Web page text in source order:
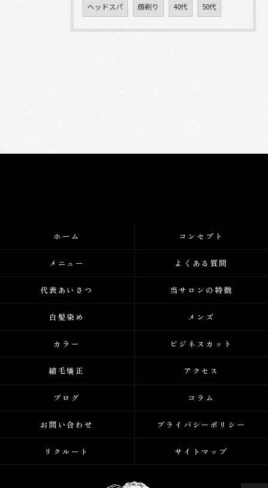
ヘッドスパ 顔剃り 40代 50代
ホーム コンセプト
メニュー よくある質問
代表あいさつ 当サロンの特徴
白髪染め メンズ
カラー ビジネスカット
縮毛矯正 アクセス
ブログ コラム
お問い合わせ プライバシーポリシー
リクルート サイトマップ